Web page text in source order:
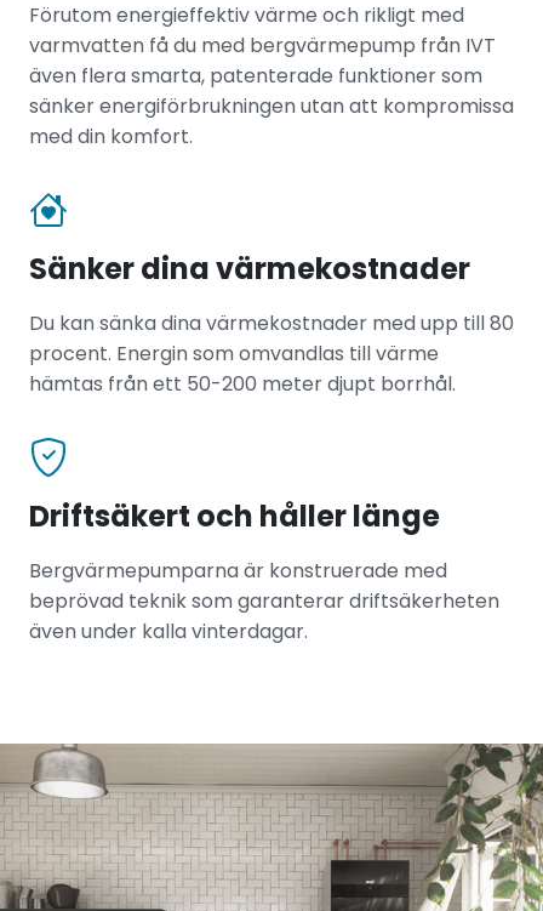
Förutom energieffektiv värme och rikligt med
varmvatten få du med bergvärmepump från IVT
även flera smarta, patenterade funktioner som
sänker energiförbrukningen utan att kompromissa
med din komfort.
Sänker dina värmekostnader
Du kan sänka dina värmekostnader med upp till 80
procent. Energin som omvandlas till värme
hämtas från ett 50-200 meter djupt borrhål.
Driftsäkert och håller länge
Bergvärmepumparna är konstruerade med
beprövad teknik som garanterar driftsäkerheten
även under kalla vinterdagar.